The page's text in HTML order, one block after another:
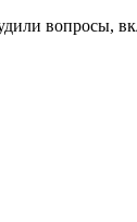
вопросы,